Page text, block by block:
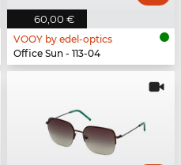
60,00 €
VOOY by edel-optics
Office Sun - 113-04